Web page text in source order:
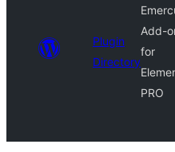
Plugin
Directory
Add-
for
PRO